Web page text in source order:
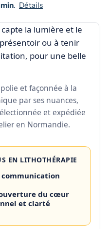
min. Détails
la lumière et le
ou à tenir
pour une belle
et façonnée à la
par ses nuances,
et expédiée
en Normandie.
EN LITHOTHÉRAPIE
communication
du cœur
et clarté